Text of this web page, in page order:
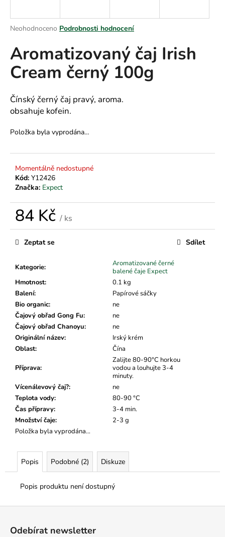
Průměrné
produktu
je
0,0
z
hvězdiček.
Neohodnoceno Podrobnosti hodnocení
Aromatizovaný čaj Irish
Cream černý 100g
Čínský černý čaj pravý, aroma.
obsahuje kofein.
Položka byla vyprodána…
Momentálně nedostupné
Kód: Y12426
Značka: Expect
84 Kč / ks
Měrná
cena:
Kategorie:
Aromatizované černé
balené čaje Expect
Hmotnost:
0.1 kg
Balení:
Papírové sáčky
Bio organic:
ne
Čajový obřad Gong Fu:
ne
Čajový obřad Chanoyu:
ne
Originální název:
Irský krém
Oblast: Čína
Příprava:
Zalijte 80-90°C horkou
vodou a louhujte 3-4
minuty.
Vícenálevový čaj?:
ne
Teplota vody:
80-90 °C
Čas přípravy:
3-4 min.
Množství čaje:
2-3 g
Položka byla vyprodána…
Zeptat se Sdílet
Popis Podobné (2) Diskuze
Popis produktu není dostupný
j
t
?
HLEDAT
o
p
o
r
u
č
u
m
Odebírat newsletter